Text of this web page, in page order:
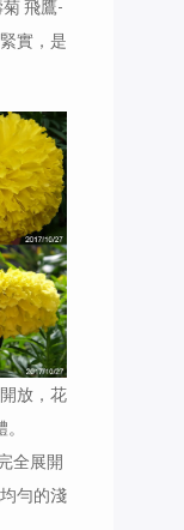
飛鷹-
實，是
放，花
全展開
勻的淺